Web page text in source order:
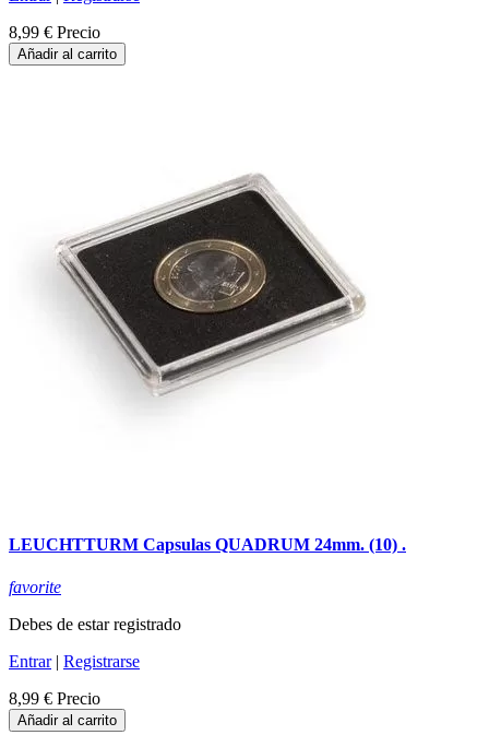
8,99 € Precio
Añadir al carrito
LEUCHTTURM Capsulas QUADRUM 24mm. (10) .
favorite
Debes de estar registrado
Entrar| Registrarse
8,99 € Precio
Añadir al carrito